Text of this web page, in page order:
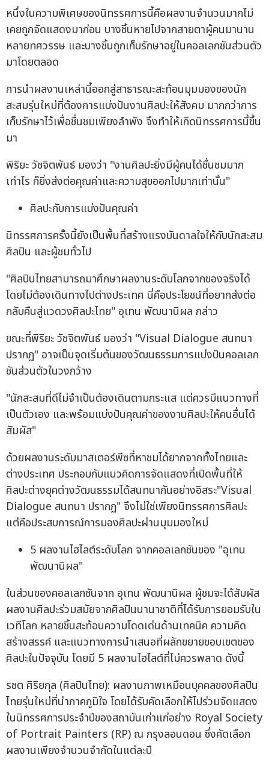
หนึ่งในความพิเศษของนิทรรศการนี้คือผลงานจำนวนมากไม่
เคยถูกจัดแสดงมาก่อน บางชิ้นหายไปจากสายตาผู้คนมานาน
หลายทศวรรษ และบางชิ้นถูกเก็บรักษาอยู่ในคอลเลกชันส่วนตัว
มาโดยตลอด
การนำผลงานเหล่านี้ออกสู่สาธารณะสะท้อนมุมมองของนัก
สะสมรุ่นใหม่ที่ต้องการแบ่งปันงานศิลปะให้สังคม มากกว่าการ
เก็บรักษาไว้เพื่อชื่นชมเพียงลำพัง จึงทำให้เกิดนิทรรศการนี้ขึ้น
มา
พิริยะ วัชจิตพันธ์ มองว่า "งานศิลปะยิ่งมีผู้คนได้ชื่นชมมาก
เท่าไร ก็ยิ่งส่งต่อคุณค่าและความสุขออกไปมากเท่านั้น"
ศิลปะกับการแบ่งปันคุณค่า
นิทรรศการครั้งนี้ยังเป็นพื้นที่สร้างแรงบันดาลใจให้กับนักสะสม
ศิลปิน และผู้ชมทั่วไป
"ศิลปินไทยสามารถมาศึกษาผลงานระดับโลกจากของจริงได้
โดยไม่ต้องเดินทางไปต่างประเทศ นี่คือประโยชน์ที่อยากส่งต่อ
กลับคืนสู่แวดวงศิลปะไทย" อุเทน พัฒนานิผล กล่าว
ขณะที่พิริยะ วัชจิตพันธ์ มองว่า "Visual Dialogue สนทนา
ปรากฏ" อาจเป็นจุดเริ่มต้นของวัฒนธรรมการแบ่งปันคอลเลก
ชันส่วนตัวในวงกว้าง
"นักสะสมที่ดีไม่จำเป็นต้องเดินตามกระแส แต่ควรมีแนวทางที่
เป็นตัวเอง และพร้อมแบ่งปันคุณค่าของงานศิลปะให้คนอื่นได้
สัมผัส"
ด้วยผลงานระดับมาสเตอร์พีซที่หาชมได้ยากจากทั้งไทยและ
ต่างประเทศ ประกอบกับแนวคิดการจัดแสดงที่เปิดพื้นที่ให้
ศิลปะต่างยุคต่างวัฒนธรรมได้สนทนากันอย่างอิสระ"Visual
Dialogue สนทนา ปรากฏ" จึงไม่ใช่เพียงนิทรรศการศิลปะ
แต่คือประสบการณ์การมองศิลปะผ่านมุมมองใหม่
5 ผลงานไฮไลต์ระดับโลก จากคอลเลกชันของ "อุเทน
พัฒนานิผล"
ในส่วนของคอลเลกชันจาก อุเทน พัฒนานิผล ผู้ชมจะได้สัมผัส
ผลงานศิลปะร่วมสมัยจากศิลปินนานาชาติที่ได้รับการยอมรับใน
เวทีโลก หลายชิ้นสะท้อนความโดดเด่นด้านเทคนิค ความคิด
สร้างสรรค์ และแนวทางการนำเสนอที่ผลักขยายขอบเขตของ
ศิลปะในปัจจุบัน โดยมี 5 ผลงานไฮไลต์ที่ไม่ควรพลาด ดังนี้
รชต ศิริยกุล (ศิลปินไทย): ผลงานภาพเหมือนบุคคลของศิลปิน
ไทยรุ่นใหม่ที่น่าภาคภูมิใจ โดยได้รับคัดเลือกให้ไปร่วมจัดแสดง
ในนิทรรศการประจำปีของสถาบันเก่าแก่อย่าง Royal Society
of Portrait Painters (RP) ณ กรุงลอนดอน ซึ่งคัดเลือก
ผลงานเพียงจำนวนจำกัดในแต่ละปี